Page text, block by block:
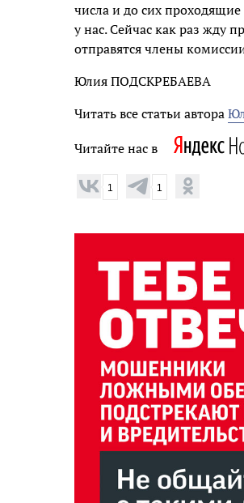
числа и до сих
у нас. Сейчас как раз жду
отправятся члены
Юлия ПОДСКРЕБАЕВА
Читать все статьи автора
Читайте нас в
1 1